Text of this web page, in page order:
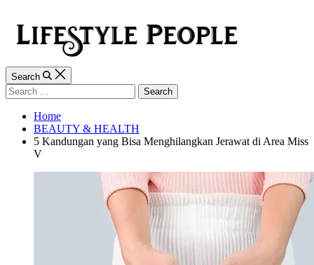
Search
Search
for:
Home
BEAUTY & HEALTH
5 Kandungan yang Bisa Menghilangkan Jerawat di Area Miss
V